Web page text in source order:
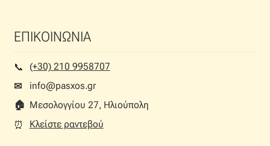
ΕΠΙΚΟΙΝΩΝΙΑ
📞︎
(+30) 210 9958707
✉
info@pasxos.gr
🏠︎ Μεσολογγίου 27, Ηλιούπολη
⏰︎
Κλείστε ραντεβού